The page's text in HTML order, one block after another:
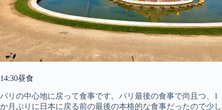
14:30昼食
パリの中心地に戻って食事です。パリ最後の食事で尚且つ、1
か月ぶりに日本に戻る前の最後の本格的な食事だったので少し